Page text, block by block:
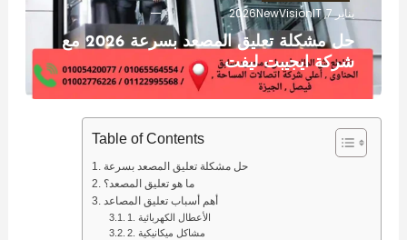
يناير 7, 2026
NewVisionIT
حل مشكلة تعليق المصعد بسرعة 2026 مع
شركة ايجيبت ليفت
Table of Contents
حل مشكلة تعليق المصعد بسرعة
ما هو تعليق المصعد؟
أهم أسباب تعليق المصاعد
1. الأعطال الكهربائية
2. مشاكل ميكانيكية